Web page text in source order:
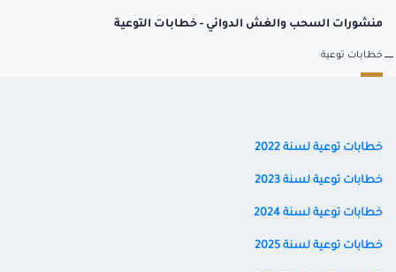
منشورات السحب والغش الدوائي - خطابات التوعية
خطابات توعية
خطابات توعية لسنة 2022
خطابات توعية لسنة 2023
خطابات توعية لسنة 2024
خطابات توعية لسنة 2025